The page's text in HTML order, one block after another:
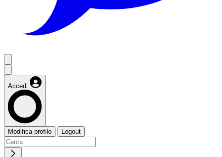
Accedi
Modifica profilo Logout